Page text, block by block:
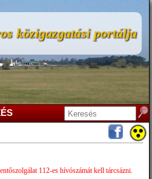
közigazgatási portálja
112-es hívószámát kell tárcsázni.